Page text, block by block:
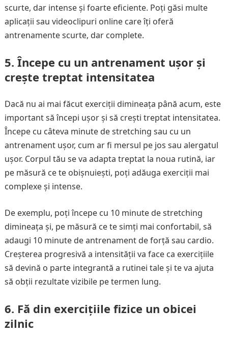
scurte, dar intense și foarte eficiente. Poți găsi multe
aplicații sau videoclipuri online care îți oferă
antrenamente scurte, dar complete.
5. Începe cu un antrenament ușor și
crește treptat intensitatea
Dacă nu ai mai făcut exerciții dimineața până acum, este
important să începi ușor și să crești treptat intensitatea.
Începe cu câteva minute de stretching sau cu un
antrenament ușor, cum ar fi mersul pe jos sau alergatul
ușor. Corpul tău se va adapta treptat la noua rutină, iar
pe măsură ce te obișnuiești, poți adăuga exerciții mai
complexe și intense.
De exemplu, poți începe cu 10 minute de stretching
dimineața și, pe măsură ce te simți mai confortabil, să
adaugi 10 minute de antrenament de forță sau cardio.
Creșterea progresivă a intensității va face ca exercițiile
să devină o parte integrantă a rutinei tale și te va ajuta
să obții rezultate vizibile pe termen lung.
6. Fă din exercițiile fizice un obicei
zilnic